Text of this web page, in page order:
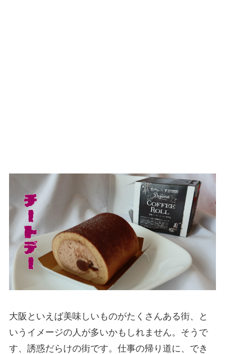
大阪といえば美味しいものがたくさんある街、と
いうイメージの人が多いかもしれません。そうで
す、誘惑だらけの街です。仕事の帰り道に、でき